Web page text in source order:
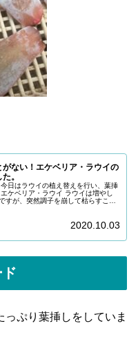
がない！エケベリア・ラウイの
。
日はラウイの植え替えを行い、葉挿
ケベリア・ラウイ ラウイは増やし
すが、突然調子を崩して枯らすこと
2020.10.03
ぷり葉挿しをしていま